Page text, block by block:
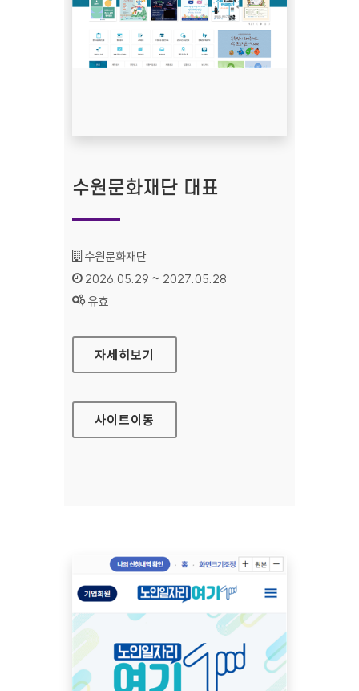
수원문화재단 대표
기관명 :
수원문화재단
인증기간 :
2026.05.29 ~ 2027.05.28
상태 :
유효
수원문화재단 대표
자세히보기
사이트이동